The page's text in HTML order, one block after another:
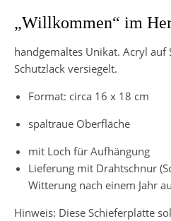
„Willkommen“ im
handgemaltes Unikat. Acryl auf
Schutzlack versiegelt.
Format: circa 16 x 18 cm
spaltraue Oberfläche
mit Loch für Aufhängung
Lieferung mit Drahtschnur
Witterung nach einem Jahr
Hinweis: Diese Schieferplatte